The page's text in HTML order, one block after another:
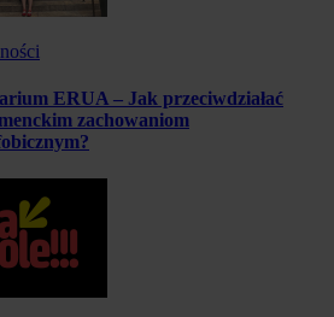
ERUA – Jak przeciwdziałać
zachowaniom